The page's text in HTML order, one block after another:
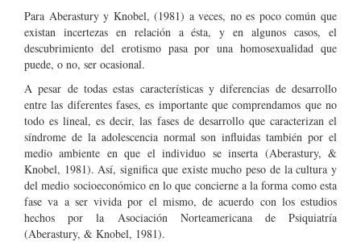
Para Aberastury y Knobel, (1981) a veces, no es poco común que
existan incertezas en relación a ésta, y en algunos casos, el
descubrimiento del erotismo pasa por una homosexualidad que
puede, o no, ser ocasional.
A pesar de todas estas características y diferencias de desarrollo
entre las diferentes fases, es importante que comprendamos que no
todo es lineal, es decir, las fases de desarrollo que caracterizan el
síndrome de la adolescencia normal son influidas también por el
medio ambiente en que el individuo se inserta (Aberastury, &
Knobel, 1981). Así, significa que existe mucho peso de la cultura y
del medio socioeconómico en lo que concierne a la forma como esta
fase va a ser vivida por el mismo, de acuerdo con los estudios
hechos por la Asociación Norteamericana de Psiquiatría
(Aberastury, & Knobel, 1981).